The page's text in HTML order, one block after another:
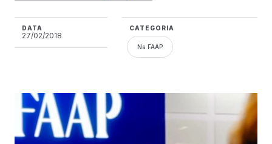
DATA
27/02/2018
CATEGORIA
Na FAAP